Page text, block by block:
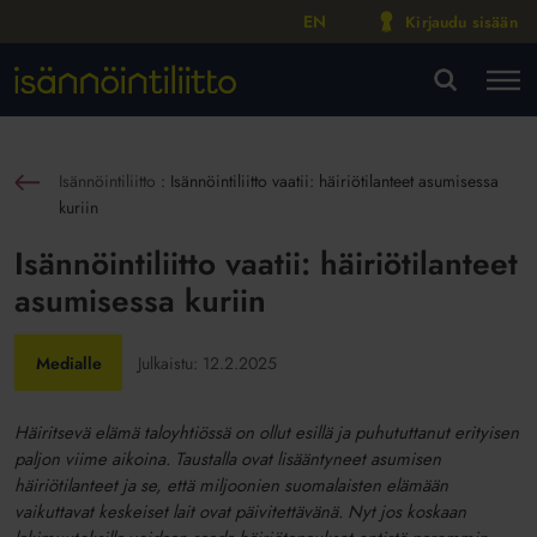
EN Kirjaudu sisään
Isännöintiliitto : Isännöintiliitto vaatii: häiriötilanteet asumisessa
kuriin
Isännöintiliitto vaatii: häiriötilanteet
asumisessa kuriin
Medialle Julkaistu: 12.2.2025
Häiritsevä elämä taloyhtiössä on ollut esillä ja puhututtanut erityisen
paljon viime aikoina. Taustalla ovat lisääntyneet asumisen
häiriötilanteet ja se, että miljoonien suomalaisten elämään
vaikuttavat keskeiset lait ovat päivitettävänä. Nyt jos koskaan